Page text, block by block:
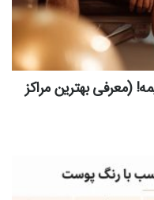
(معرفی بهترین مراکز